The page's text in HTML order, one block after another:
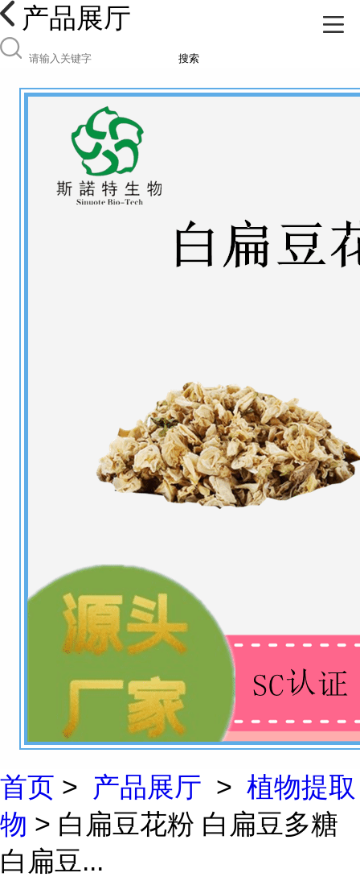
产品展厅
搜索
首页 > 产品展厅 > 植物提取
物 > 白扁豆花粉 白扁豆多糖
白扁豆...